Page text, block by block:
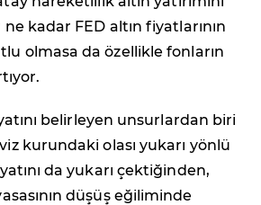
ne kadar FED altın fiyatlarının
olmasa da özellikle fonların
belirleyen unsurlardan biri
kurundaki olası yukarı yönlü
da yukarı çektiğinden,
düşüş eğiliminde